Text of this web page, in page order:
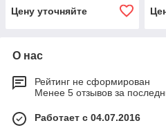
Цену уточняйте
О нас
Рейтинг не сформирован
Менее 5 отзывов за
Работает с 04.07.2016